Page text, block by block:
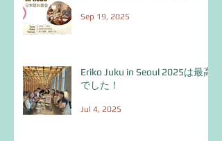
Sep 19, 2025
Eriko Juku in Seoul 2025は最高
でした！
Jul 4, 2025